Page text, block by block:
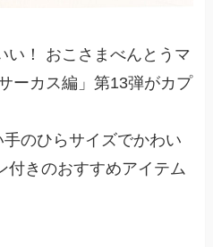
い！ おこさまべんとうマ
ーカス編」第13弾がカプ
のひらサイズでかわい
付きのおすすめアイテム